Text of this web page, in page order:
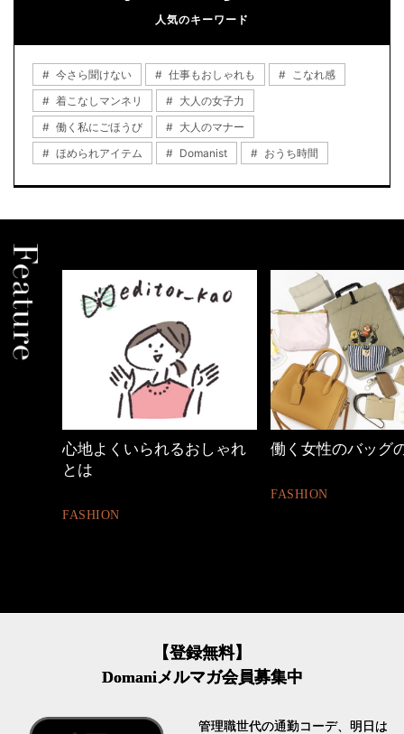
人気のキーワード
今さら聞けない 仕事もおしゃれも
こなれ感
着こなしマンネリ
大人の女子力
働く私にごほうび
大人のマナー
ほめられアイテム
Domanist おうち時間
働く女性のバッグの中身
【ワーママのきれ
【登録無料】
Domaniメルマガ会員募集中
管理職世代の通勤コーデ、明日は